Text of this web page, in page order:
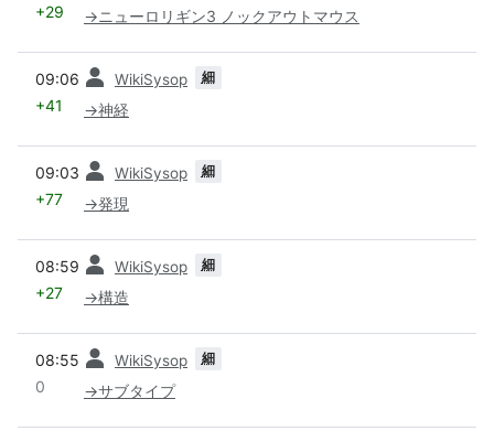
+29 →ニューロリギン3 ノックアウトマウス
09:06 WikiSysop 細
+41 →神経
09:03 WikiSysop 細
+77 →発現
08:59 WikiSysop 細
+27 →構造
08:55 WikiSysop 細
0 →サブタイプ